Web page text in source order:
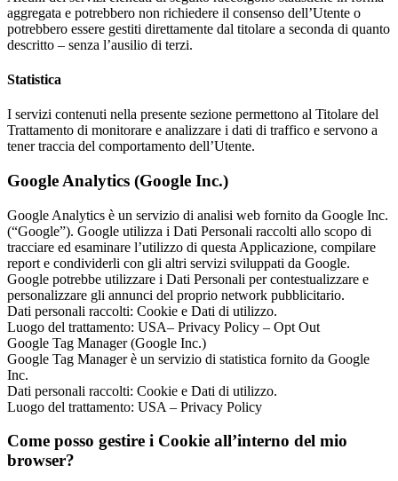
aggregata e potrebbero non richiedere il consenso dell’Utente o
potrebbero essere gestiti direttamente dal titolare a seconda di quanto
descritto – senza l’ausilio di terzi.
Statistica
I servizi contenuti nella presente sezione permettono al Titolare del
Trattamento di monitorare e analizzare i dati di traffico e servono a
tener traccia del comportamento dell’Utente.
Google Analytics (Google Inc.)
Google Analytics è un servizio di analisi web fornito da Google Inc.
(“Google”). Google utilizza i Dati Personali raccolti allo scopo di
tracciare ed esaminare l’utilizzo di questa Applicazione, compilare
report e condividerli con gli altri servizi sviluppati da Google.
Google potrebbe utilizzare i Dati Personali per contestualizzare e
personalizzare gli annunci del proprio network pubblicitario.
Dati personali raccolti: Cookie e Dati di utilizzo.
Luogo del trattamento: USA– Privacy Policy – Opt Out
Google Tag Manager (Google Inc.)
Google Tag Manager è un servizio di statistica fornito da Google
Inc.
Dati personali raccolti: Cookie e Dati di utilizzo.
Luogo del trattamento: USA – Privacy Policy
Come posso gestire i Cookie all’interno del mio
browser?